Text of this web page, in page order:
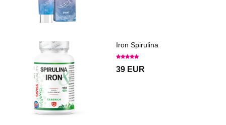
Iron Spirulina
39 EUR